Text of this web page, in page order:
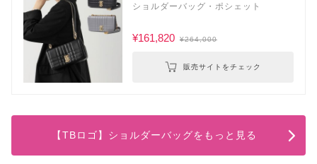
ショルダーバッグ・ポシェット
¥161,820 ¥264,000
販売サイトをチェック
【TBロゴ】ショルダーバッグをもっと見る